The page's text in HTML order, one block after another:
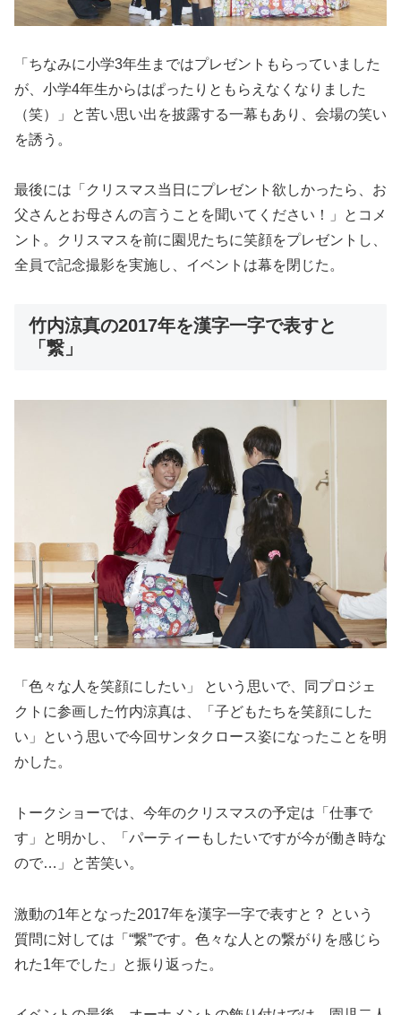
「ちなみに小学3年生まではプレゼントもらっていました
が、小学4年生からはぱったりともらえなくなりました
（笑）」と苦い思い出を披露する一幕もあり、会場の笑い
を誘う。
最後には「クリスマス当日にプレゼント欲しかったら、お
父さんとお母さんの言うことを聞いてください！」とコメ
ント。クリスマスを前に園児たちに笑顔をプレゼントし、
全員で記念撮影を実施し、イベントは幕を閉じた。
竹内涼真の2017年を漢字一字で表すと
「繋」
「色々な人を笑顔にしたい」 という思いで、同プロジェ
クトに参画した竹内涼真は、「子どもたちを笑顔にした
い」という思いで今回サンタクロース姿になったことを明
かした。
トークショーでは、今年のクリスマスの予定は「仕事で
す」と明かし、「パーティーもしたいですが今が働き時な
ので…」と苦笑い。
激動の1年となった2017年を漢字一字で表すと？ という
質問に対しては「“繋”です。色々な人との繋がりを感じら
れた1年でした」と振り返った。